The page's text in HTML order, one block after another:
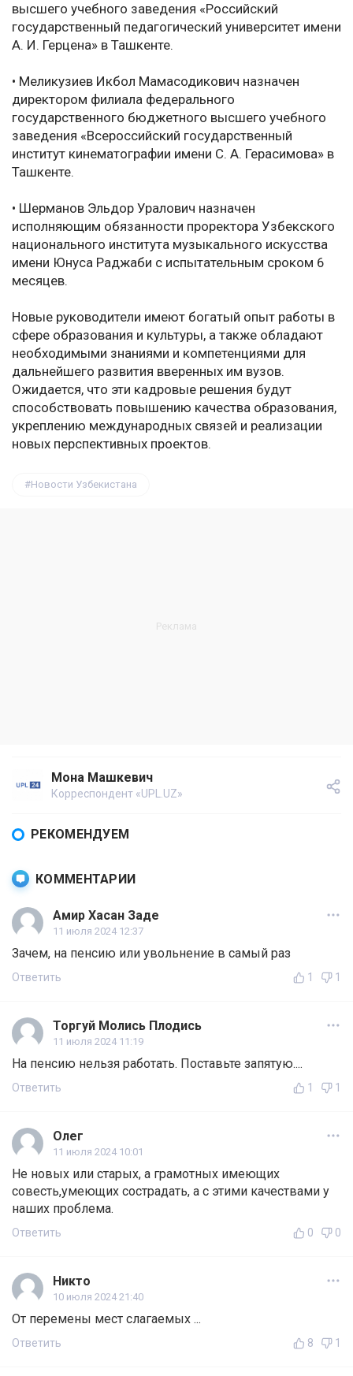
высшего учебного заведения «Российский
государственный педагогический университет имени
А. И. Герцена» в Ташкенте.
• Меликузиев Икбол Мамасодикович назначен
директором филиала федерального
государственного бюджетного высшего учебного
заведения «Всероссийский государственный
институт кинематографии имени С. А. Герасимова» в
Ташкенте.
• Шерманов Эльдор Уралович назначен
исполняющим обязанности проректора Узбекского
национального института музыкального искусства
имени Юнуса Раджаби с испытательным сроком 6
месяцев.
Новые руководители имеют богатый опыт работы в
сфере образования и культуры, а также обладают
необходимыми знаниями и компетенциями для
дальнейшего развития вверенных им вузов.
Ожидается, что эти кадровые решения будут
способствовать повышению качества образования,
укреплению международных связей и реализации
новых перспективных проектов.
Новости Узбекистана
Мона Машкевич
Корреспондент «UPL.UZ»
РЕКОМЕНДУЕМ
КОММЕНТАРИИ
Амир Хасан Заде
11 июля 2024 12:37
Зачем, на пенсию или увольнение в самый раз
Ответить 1 1
Торгуй Молись Плодись
11 июля 2024 11:19
На пенсию нельзя работать. Поставьте запятую....
Ответить 1 1
Олег
11 июля 2024 10:01
Не новых или старых, а грамотных имеющих
совесть,умеющих сострадать, а с этими качествами у
наших проблема.
Ответить 0 0
Никто
10 июля 2024 21:40
От перемены мест слагаемых ...
Ответить 8 1